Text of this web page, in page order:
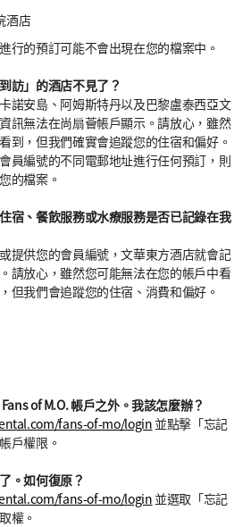
酒店
行的預訂可能不會出現在您的檔案中。
訪」的酒店不見了？
諾安島、阿姆斯特丹以及巴黎盧泰西亞文
訊無法在尚扇薈帳戶顯示。請放心，雖然
到，但我們確實會追蹤您的住宿和偏好。
員編號的不同電郵地址進行任何預訂，則
的檔案。
宿、餐飲服務或水療服務是否已記錄在我
提供您的會員編號，文華東方酒店就會記
請放心，雖然您可能無法在您的帳戶中看
但我們會追蹤您的住宿、消費和偏好。
of M.O. 帳戶之外。我該怎麼辦？
fans-of-mo/login 並點擊「忘記
戶權限。
。如何復原？
fans-of-mo/login 並選取「忘記
權。